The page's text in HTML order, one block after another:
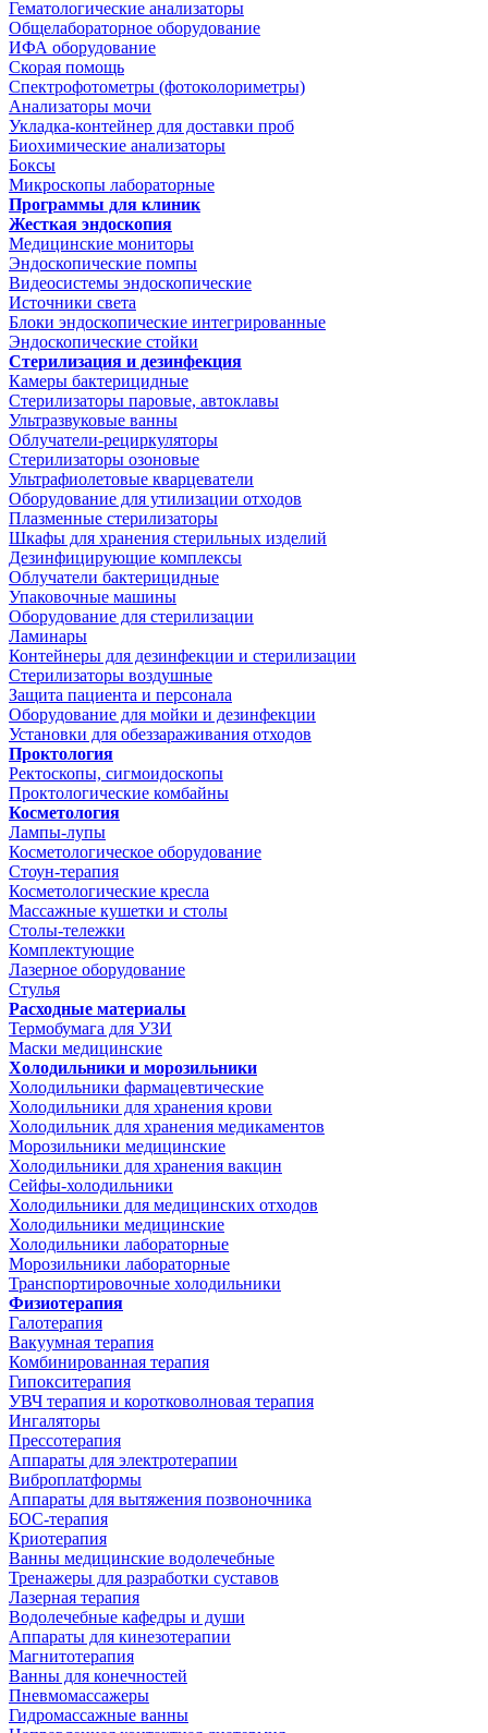
Гематологические анализаторы
Общелабораторное оборудование
ИФА оборудование
Скорая помощь
Спектрофотометры (фотоколориметры)
Анализаторы мочи
Укладка-контейнер для доставки проб
Биохимические анализаторы
Боксы
Микроскопы лабораторные
Программы для клиник
Жесткая эндоскопия
Медицинские мониторы
Эндоскопические помпы
Видеосистемы эндоскопические
Источники света
Блоки эндоскопические интегрированные
Эндоскопические стойки
Стерилизация и дезинфекция
Камеры бактерицидные
Стерилизаторы паровые, автоклавы
Ультразвуковые ванны
Облучатели-рециркуляторы
Стерилизаторы озоновые
Ультрафиолетовые кварцеватели
Оборудование для утилизации отходов
Плазменные стерилизаторы
Шкафы для хранения стерильных изделий
Дезинфицирующие комплексы
Облучатели бактерицидные
Упаковочные машины
Оборудование для стерилизации
Ламинары
Контейнеры для дезинфекции и стерилизации
Стерилизаторы воздушные
Защита пациента и персонала
Оборудование для мойки и дезинфекции
Установки для обеззараживания отходов
Проктология
Ректоскопы, сигмоидоскопы
Проктологические комбайны
Косметология
Лампы-лупы
Косметологическое оборудование
Стоун-терапия
Косметологические кресла
Массажные кушетки и столы
Столы-тележки
Комплектующие
Лазерное оборудование
Стулья
Расходные материалы
Термобумага для УЗИ
Маски медицинские
Холодильники и морозильники
Холодильники фармацевтические
Холодильники для хранения крови
Холодильник для хранения медикаментов
Морозильники медицинские
Холодильники для хранения вакцин
Сейфы-холодильники
Холодильники для медицинских отходов
Холодильники медицинские
Холодильники лабораторные
Морозильники лабораторные
Транспортировочные холодильники
Физиотерапия
Галотерапия
Вакуумная терапия
Комбинированная терапия
Гипокситерапия
УВЧ терапия и коротковолновая терапия
Ингаляторы
Прессотерапия
Аппараты для электротерапии
Виброплатформы
Аппараты для вытяжения позвоночника
БОС-терапия
Криотерапия
Ванны медицинские водолечебные
Тренажеры для разработки суставов
Лазерная терапия
Водолечебные кафедры и души
Аппараты для кинезотерапии
Магнитотерапия
Ванны для конечностей
Пневмомассажеры
Гидромассажные ванны